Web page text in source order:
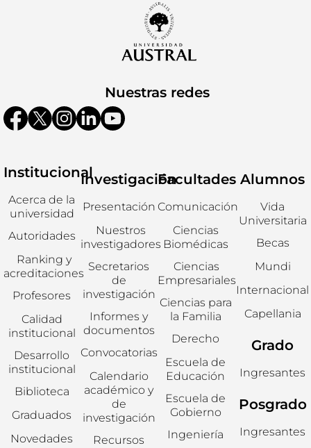
Nuestras redes
Institucional
Acerca de la
universidad
Autoridades
Ranking y
acreditaciones
Profesores
Calidad
institucional
Desarrollo
institucional
Biblioteca
Graduados
Novedades
Investigación
Presentación
Nuestros
investigadores
Secretarios
de
investigación
Informes y
documentos
Convocatorias
Calendario
académico y
de
investigación
Recursos
Facultades
Comunicación
Ciencias
Biomédicas
Ciencias
Empresariales
Ciencias para
la Familia
Derecho
Escuela de
Educación
Escuela de
Gobierno
Ingeniería
Alumnos
Vida
Universitaria
Becas
Mundi
Internacional
Capellania
Grado
Ingresantes
Posgrado
Ingresantes